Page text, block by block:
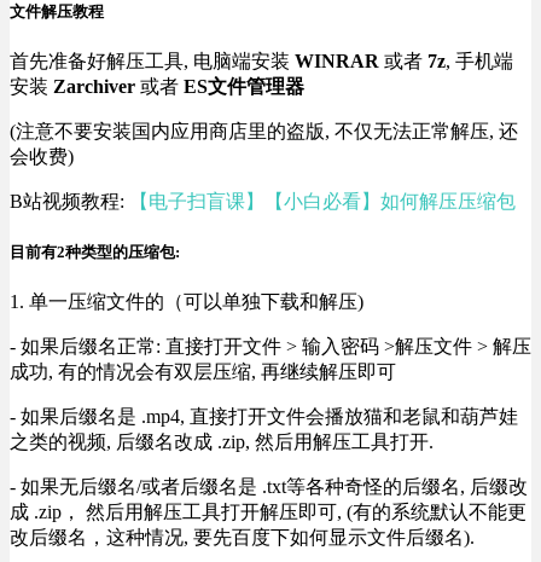
文件解压教程
首先准备好解压工具, 电脑端安装 WINRAR 或者 7z, 手机端
安装 Zarchiver 或者 ES文件管理器
(注意不要安装国内应用商店里的盗版, 不仅无法正常解压, 还
会收费)
B站视频教程: 【电子扫盲课】【小白必看】如何解压压缩包
目前有2种类型的压缩包:
1. 单一压缩文件的（可以单独下载和解压)
- 如果后缀名正常: 直接打开文件 > 输入密码 >解压文件 > 解压
成功, 有的情况会有双层压缩, 再继续解压即可
- 如果后缀名是 .mp4, 直接打开文件会播放猫和老鼠和葫芦娃
之类的视频, 后缀名改成 .zip, 然后用解压工具打开.
- 如果无后缀名/或者后缀名是 .txt等各种奇怪的后缀名, 后缀改
成 .zip， 然后用解压工具打开解压即可, (有的系统默认不能更
改后缀名，这种情况, 要先百度下如何显示文件后缀名).